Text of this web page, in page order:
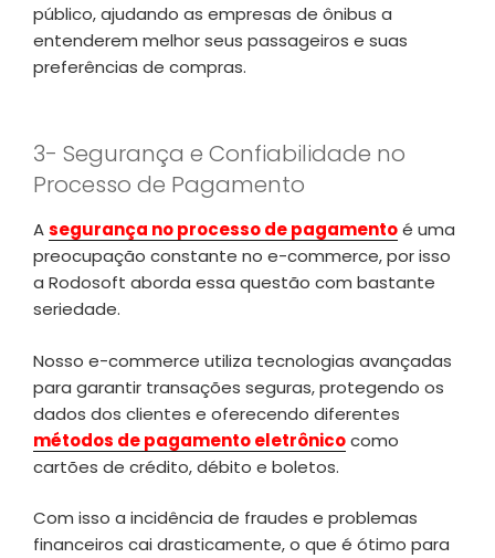
público, ajudando as empresas de ônibus a
entenderem melhor seus passageiros e suas
preferências de compras.
3- Segurança e Confiabilidade no
Processo de Pagamento
Asegurança no processo de pagamentoé uma
preocupação constante no e-commerce, por isso
a Rodosoft aborda essa questão com bastante
seriedade.
Nosso e-commerce utiliza tecnologias avançadas
para garantir transações seguras, protegendo os
dados dos clientes e oferecendo diferentes
métodos de pagamento eletrônicocomo
cartões de crédito, débito e boletos.
Com isso a incidência de fraudes e problemas
financeiros cai drasticamente, o que é ótimo para